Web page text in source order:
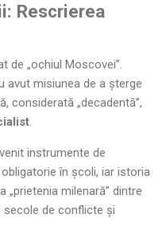
Rescrierea
de „ochiul Moscovei”.
avut misiunea de a șterge
considerată „decadentă”,
.
instrumente de
în școli, iar istoria
milenară” dintre
secole de conflicte și